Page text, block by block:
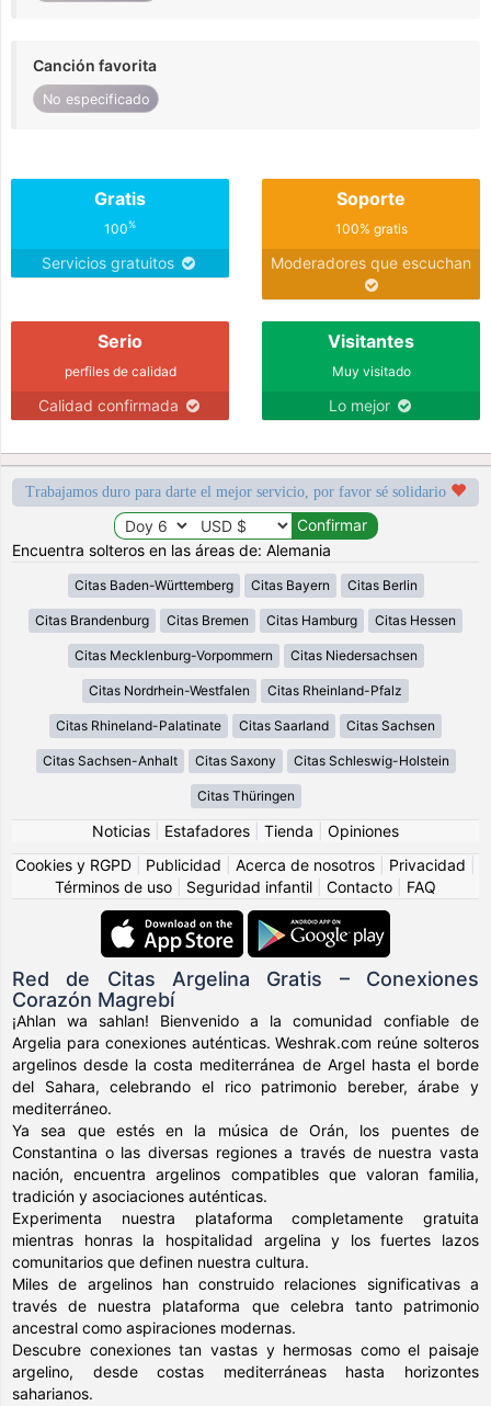
Canción favorita
No especificado
Gratis
100%
Servicios gratuitos
Soporte
100% gratis
Moderadores que escuchan
Serio
perfiles de calidad
Calidad confirmada
Visitantes
Muy visitado
Lo mejor
Trabajamos duro para darte el mejor servicio, por favor sé solidario
Encuentra solteros en las áreas de: Alemania
Citas Baden-Württemberg Citas Bayern Citas Berlin
Citas Brandenburg Citas Bremen Citas Hamburg Citas Hessen
Citas Mecklenburg-Vorpommern Citas Niedersachsen
Citas Nordrhein-Westfalen Citas Rheinland-Pfalz
Citas Rhineland-Palatinate Citas Saarland Citas Sachsen
Citas Sachsen-Anhalt Citas Saxony Citas Schleswig-Holstein
Citas Thüringen
Noticias Estafadores Tienda
Opiniones
Cookies y RGPD
Publicidad Acerca de nosotros Privacidad
Términos de uso
Seguridad infantil Contacto FAQ
Red de Citas Argelina Gratis – Conexiones
Corazón Magrebí
¡Ahlan wa sahlan! Bienvenido a la comunidad confiable de
Argelia para conexiones auténticas. Weshrak.com reúne solteros
argelinos desde la costa mediterránea de Argel hasta el borde
del Sahara, celebrando el rico patrimonio bereber, árabe y
mediterráneo.
Ya sea que estés en la música de Orán, los puentes de
Constantina o las diversas regiones a través de nuestra vasta
nación, encuentra argelinos compatibles que valoran familia,
tradición y asociaciones auténticas.
Experimenta nuestra plataforma completamente gratuita
mientras honras la hospitalidad argelina y los fuertes lazos
comunitarios que definen nuestra cultura.
Miles de argelinos han construido relaciones significativas a
través de nuestra plataforma que celebra tanto patrimonio
ancestral como aspiraciones modernas.
Descubre conexiones tan vastas y hermosas como el paisaje
argelino, desde costas mediterráneas hasta horizontes
saharianos.